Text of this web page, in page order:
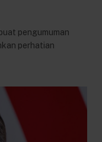
pengumuman
perhatian